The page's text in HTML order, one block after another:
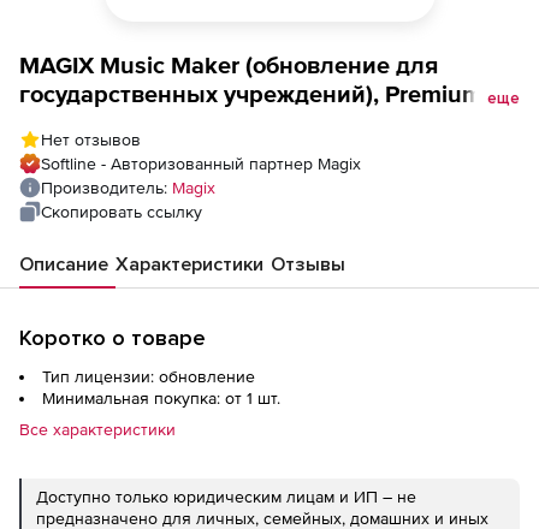
MAGIX Music Maker (обновление для
государственных учреждений), Premium
еще
Нет отзывов
Softline - Авторизованный партнер Magix
Производитель: Magix
Скопировать ссылку
Описание Характеристики Отзывы
Коротко о товаре
Тип лицензии: обновление
Минимальная покупка: от 1 шт.
Все характеристики
Доступно только юридическим лицам и ИП – не
предназначено для личных, семейных, домашних и иных